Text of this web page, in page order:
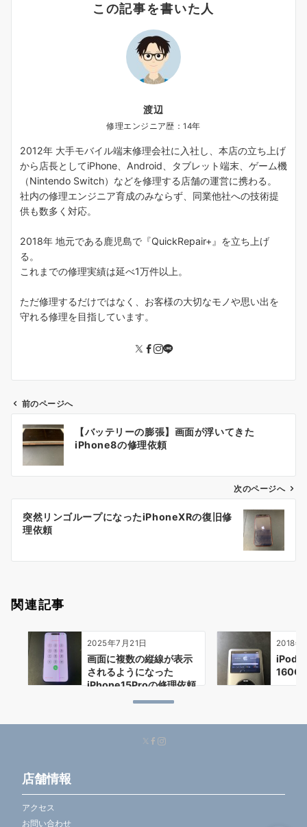
この記事を書いた人
渡辺
修理エンジニア歴：14年
2012年 大手モバイル端末修理会社に入社し、本店の立ち上げ
から店長としてiPhone、Android、タブレット端末、ゲーム機
（Nintendo Switch）などを修理する店舗の運営に携わる。
社内の修理エンジニア育成のみならず、同業他社への技術提
供も数多く対応。
2018年 地元である鹿児島で『QuickRepair+』を立ち上げ
る。
これまでの修理実績は延べ1万件以上。
ただ修理するだけではなく、お客様の大切なモノや思い出を
守れる修理を目指しています。
ビ
ン
前のページへ
【バッテリーの膨張】画面が浮いてきた
iPhone8の修理依頼
次のページへ
突然リンゴループになったiPhoneXRの復旧修
理依頼
関連記事
2025年7月21日
画面に複数の縦線が表示
されるようになった
iPhone15Proの修理依頼
2018年
iPod
店舗情報
アクセス
お問い合わせ